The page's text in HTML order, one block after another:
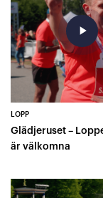
play_arrow
LOPP
Glädjeruset –
är välkomna